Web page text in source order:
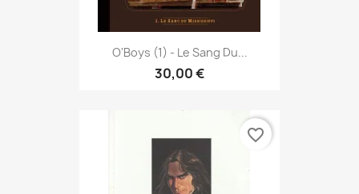
O'Boys (1) - Le Sang Du...
30,00 €
favorite_border